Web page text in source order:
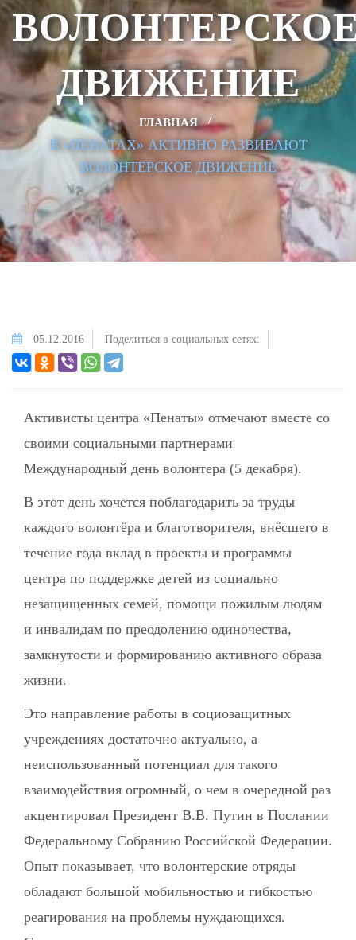
ДВИЖЕНИЕ
ГЛАВНАЯ
В «ПЕНАТАХ» АКТИВНО РАЗВИВАЮТ
ВОЛОНТЕРСКОЕ ДВИЖЕНИЕ
05.12.2016 Поделиться в социальных сетях:
Активисты центра «Пенаты» отмечают вместе со
своими социальными партнерами
Международный день волонтера (5 декабря).
В этот день хочется поблагодарить за труды
каждого волонтёра и благотворителя, внёсшего в
течение года вклад в проекты и программы
центра по поддержке детей из социально
незащищенных семей, помощи пожилым людям
и инвалидам по преодолению одиночества,
замкнутости и формированию активного образа
жизни.
Это направление работы в социозащитных
учреждениях достаточно актуально, а
неиспользованный потенциал для такого
взаимодействия огромный, о чем в очередной раз
акцентировал Президент В.В. Путин в Послании
Федеральному Собранию Российской Федерации.
Опыт показывает, что волонтерские отряды
обладают большой мобильностью и гибкостью
реагирования на проблемы нуждающихся.